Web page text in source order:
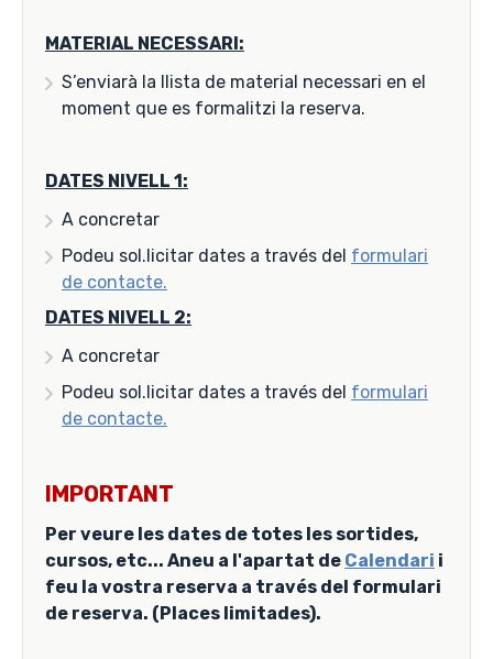
MATERIAL NECESSARI:
S’enviarà la llista de material necessari en el
moment que es formalitzi la reserva.
DATES NIVELL 1:
A concretar
Podeu sol.licitar dates a través del formulari
de contacte.
DATES NIVELL 2:
A concretar
Podeu sol.licitar dates a través del formulari
de contacte.
IMPORTANT
Per veure les dates de totes les sortides,
cursos, etc... Aneu a l'apartat de Calendari i
feu la vostra reserva a través del formulari
de reserva. (Places limitades).